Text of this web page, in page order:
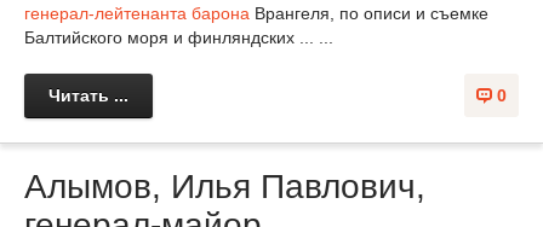
генерал-лейтенанта барона Врангеля, по описи и съемке
Балтийского моря и финляндских ... ...
0
Читать ...
Алымов, Илья Павлович,